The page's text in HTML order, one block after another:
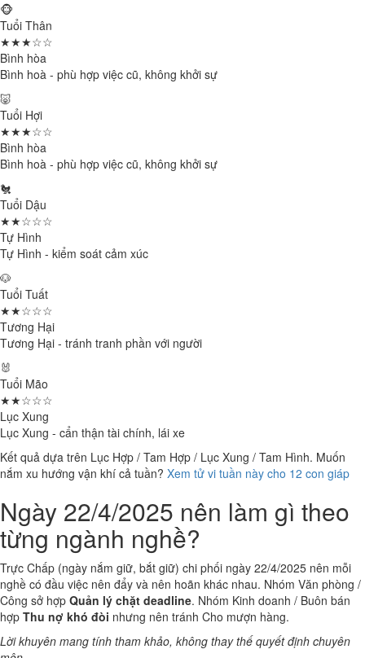
🐵
Tuổi Thân
★★★☆☆
Bình hòa
Bình hoà - phù hợp việc cũ, không khởi sự
🐷
Tuổi Hợi
★★★☆☆
Bình hòa
Bình hoà - phù hợp việc cũ, không khởi sự
🐔
Tuổi Dậu
★★☆☆☆
Tự Hình
Tự Hình - kiểm soát cảm xúc
🐶
Tuổi Tuất
★★☆☆☆
Tương Hại
Tương Hại - tránh tranh phần với người
🐰
Tuổi Mão
★★☆☆☆
Lục Xung
Lục Xung - cẩn thận tài chính, lái xe
Kết quả dựa trên Lục Hợp / Tam Hợp / Lục Xung / Tam Hình. Muốn
nắm xu hướng vận khí cả tuần? Xem tử vi tuần này cho 12 con giáp
Ngày 22/4/2025 nên làm gì theo
từng ngành nghề?
Trực Chấp (ngày nắm giữ, bắt giữ) chi phối ngày 22/4/2025 nên mỗi
nghề có đầu việc nên đẩy và nên hoãn khác nhau. Nhóm Văn phòng /
Công sở hợp Quản lý chặt deadline. Nhóm Kinh doanh / Buôn bán
hợp Thu nợ khó đòi nhưng nên tránh Cho mượn hàng.
Lời khuyên mang tính tham khảo, không thay thế quyết định chuyên